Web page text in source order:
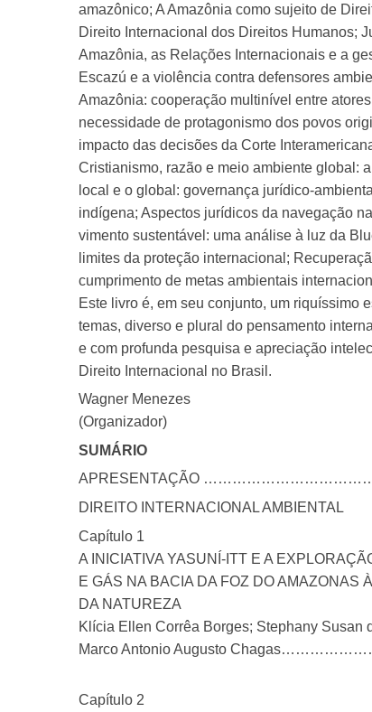
amazônico; A Amazônia como sujeito de
Direito Internacional dos Direitos Humanos;
Amazônia, as Relações Internacionais e a
Escazú e a violência contra defensores
Amazônia: cooperação multinível entre
necessidade de protagonismo dos povos
impacto das decisões da Corte
Cristianismo, razão e meio ambiente global:
local e o global: governança jurídico-
indígena; Aspectos jurídicos da navegação
vimento sustentável: uma análise à luz da
limites da proteção internacional;
cumprimento de metas ambientais
Este livro é, em seu conjunto, um riquíssimo
temas, diverso e plural do pensamento
e com profunda pesquisa e apreciação
Direito Internacional no Brasil.
Wagner Menezes
(Organizador)
SUMÁRIO
APRESENTAÇÃO
DIREITO INTERNACIONAL AMBIENTAL
Capítulo 1
A INICIATIVA YASUNÍ-ITT E A
E GÁS NA BACIA DA FOZ DO AMAZONAS
DA NATUREZA
Klícia Ellen Corrêa Borges; Stephany Susan
Marco Antonio Augusto
Capítulo 2